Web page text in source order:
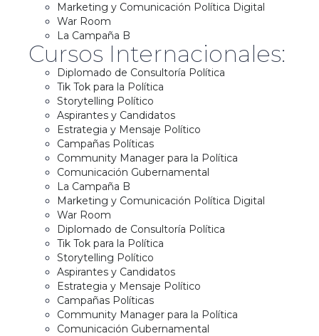
Marketing y Comunicación Política Digital
War Room
La Campaña B
Cursos Internacionales:
Diplomado de Consultoría Política
Tik Tok para la Política
Storytelling Político
Aspirantes y Candidatos
Estrategia y Mensaje Político
Campañas Políticas
Community Manager para la Política
Comunicación Gubernamental
La Campaña B
Marketing y Comunicación Política Digital
War Room
Diplomado de Consultoría Política
Tik Tok para la Política
Storytelling Político
Aspirantes y Candidatos
Estrategia y Mensaje Político
Campañas Políticas
Community Manager para la Política
Comunicación Gubernamental